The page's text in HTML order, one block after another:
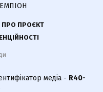
ПРО ПРОЄКТ
медіа - R40-